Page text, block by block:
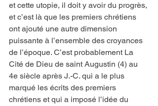
et cette utopie, il doit y avoir du progrès,
et c’est là que les premiers chrétiens
ont ajouté une autre dimension
puissante à l’ensemble des croyances
de l’époque. C’est probablement La
Cité de Dieu de saint Augustin (4) au
4e siècle après J.-C. qui a le plus
marqué les écrits des premiers
chrétiens et qui a imposé l’idée du